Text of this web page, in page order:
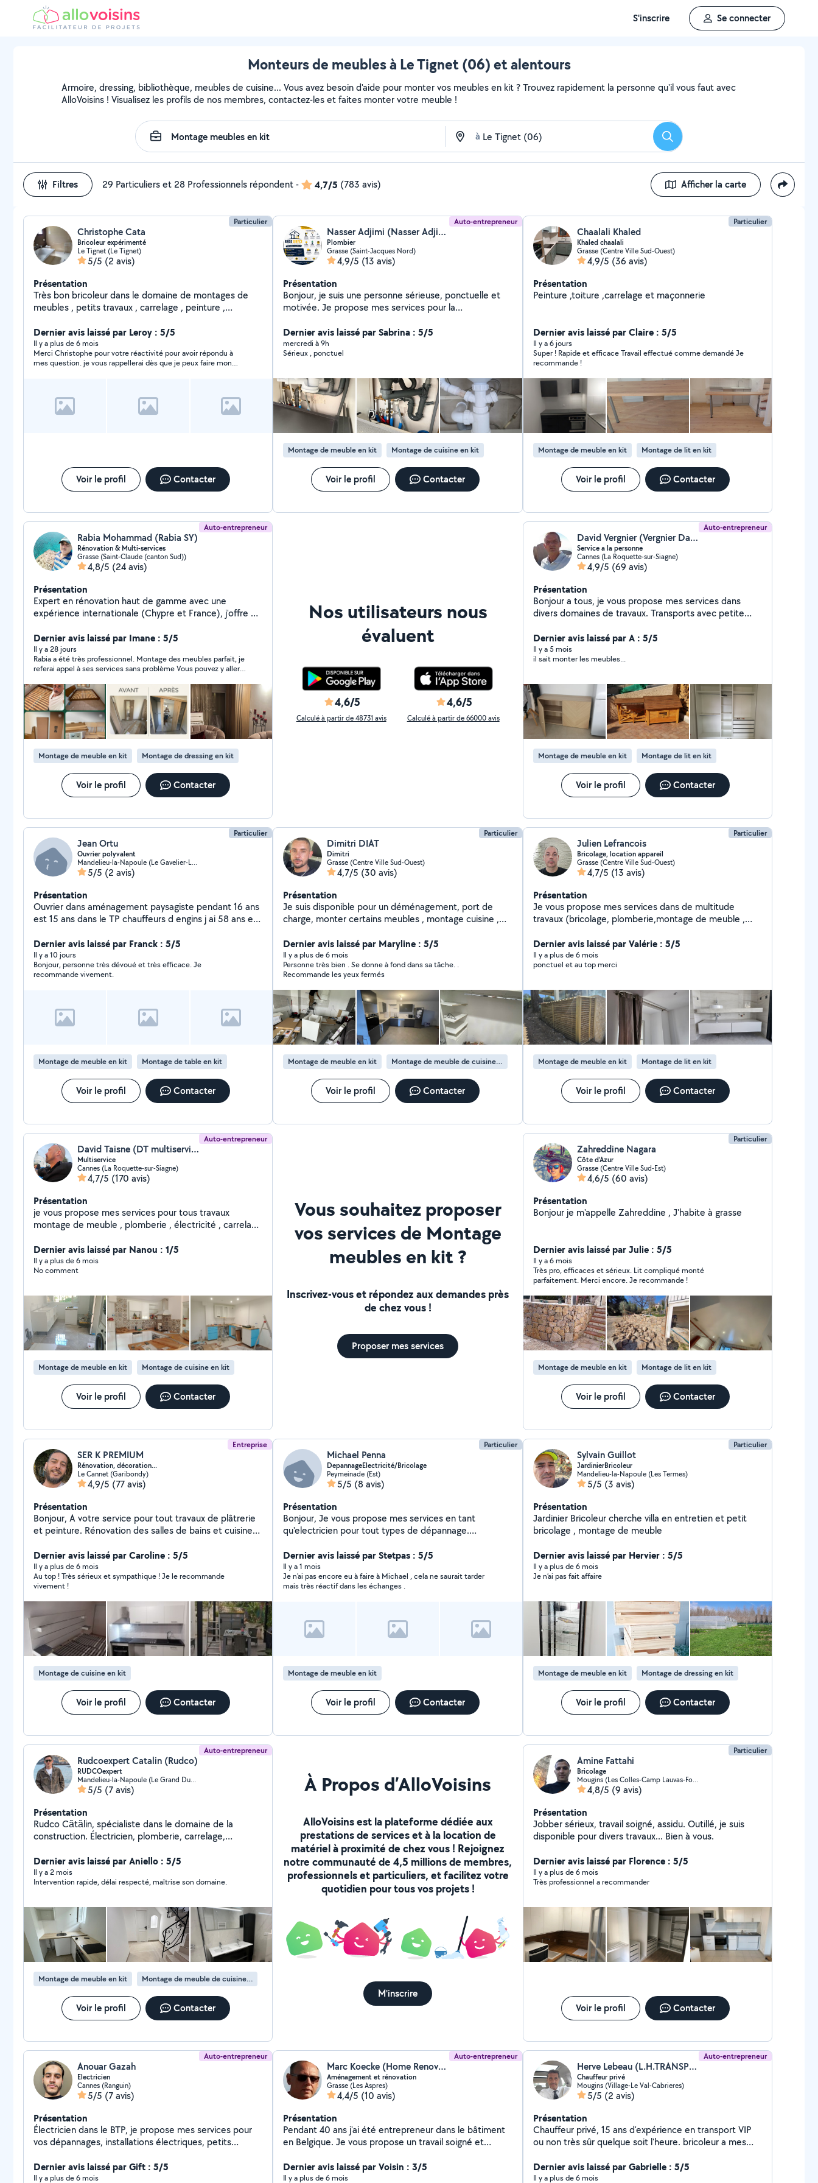
S'inscrire Se connecter
Monteurs de meubles à Le Tignet (06) et alentours
Armoire, dressing, bibliothèque, meubles de cuisine... Vous avez besoin d'aide pour monter vos meubles en kit ? Trouvez rapidement la personne qu'il vous faut avec
AlloVoisins ! Visualisez les profils de nos membres, contactez-les et faites monter votre meuble !
à Rechercher
Filtres 29 Particuliers et 28 Professionnels répondent- 4,7/5 (783 avis) Afficher la carte
Particulier
Christophe Cata
Bricoleur expérimenté
Le Tignet (Le Tignet)
5/5 (2 avis)
Présentation
Très bon bricoleur dans le domaine de montages de
meubles , petits travaux , carrelage , peinture ,
Dernier avis laissé par Leroy : 5/5
Il y a plus de 6 mois
Merci Christophe pour votre réactivité pour avoir répondu à
mes question. je vous rappellerai dès que je peux faire mon
Voir le profil Contacter
Auto-entrepreneur
Nasser Adjimi (Nasser Adjimi)
Plombier
Grasse (Saint-Jacques Nord)
4,9/5 (13 avis)
Présentation
Bonjour, je suis une personne sérieuse, ponctuelle et
motivée. Je propose mes services pour la
meubles, les petits travaux et diverses missions de
main-d'œuvre. Disponible en semaine, le soir et le
week-end. N'hésitez pas à me contacter, je réponds
professionnalisme.
Dernier avis laissé par Sabrina : 5/5
mercredi à 9h
Sérieux , ponctuel
Montage de meuble en kit Montage de cuisine en kit
Voir le profil Contacter
Particulier
Chaalali Khaled
Khaled chaalali
Grasse (Centre Ville Sud-Ouest)
4,9/5 (36 avis)
Présentation
Peinture ,toiture ,carrelage et maçonnerie
Dernier avis laissé par Claire : 5/5
Il y a 6 jours
Super ! Rapide et efficace Travail effectué comme demandé Je
recommande !
Montage de meuble en kit Montage de lit en kit
Voir le profil Contacter
Auto-entrepreneur
Rabia Mohammad (Rabia SY)
Rénovation & Multi-services
Grasse (Saint-Claude (canton Sud))
4,8/5 (24 avis)
Présentation
Expert en rénovation haut de gamme avec une
expérience internationale (Chypre et France), j'offre un
absolue. Spécialiste de la peinture de prestige, du
papier peint et des revêtements décoratifs (Micro-
ciment, Résine Epoxy), je transforme vos espaces avec
une finition "clé en main". Ma force majeure ? Une
ponctualité exemplaire : pour moi, l'heure c'est l'heure.
Je m'engage sur un respect strict des délais, une
propreté irréprochable du chantier et une installation
soignée de vos luminaires et mobiliers. Confier votre
villa à un professionnel qui valorise votre temps autant
que votre intérieur est le premier pas vers l'excellence.
Dernier avis laissé par Imane : 5/5
Il y a 28 jours
Rabia a été très professionnel. Montage des meubles parfait, je
referai appel à ses services sans problème Vous pouvez y aller
Montage de meuble en kit Montage de dressing en kit
Voir le profil Contacter
Nos utilisateurs nous
évaluent
4,6/5
Calculé à partir de 48731 avis
4,6/5
Calculé à partir de 66000 avis
Auto-entrepreneur
David Vergnier (Vergnier David)
Service a la personne
Cannes (La Roquette-sur-Siagne)
4,9/5 (69 avis)
Présentation
Bonjour a tous, je vous propose mes services dans
divers domaines de travaux. Transports avec petite
aménagement d'appartement , maison, magasins, box ,
garage... Cuisine , mobilier, robinetterie, électricité,
serrurerie, pergola , stores ext ............ Je suis
soigné et ponctuel D'autres services sont possible . Je
sollicite un premier contact par sms puis par téléphone
a fin de définir ensemble vos attentes et vous
conseiller au mieux tout en m'adaptant suivant vos
besoins . A très bientôt merci
Dernier avis laissé par A : 5/5
Il y a 5 mois
il sait monter les meubles...
Montage de meuble en kit Montage de lit en kit
Voir le profil Contacter
Particulier
Jean Ortu
Ouvrier polyvalent
Mandelieu-la-Napoule (Le Gavelier-La Tour)
5/5 (2 avis)
Présentation
Ouvrier dans aménagement paysagiste pendant 16 ans
est 15 ans dans le TP chauffeurs d engins j ai 58 ans et
Dernier avis laissé par Franck : 5/5
Il y a 10 jours
Bonjour, personne très dévoué et très efficace. Je
recommande vivement.
Montage de meuble en kit Montage de table en kit
Voir le profil Contacter
Particulier
Dimitri DIAT
Dimitri
Grasse (Centre Ville Sud-Ouest)
4,7/5 (30 avis)
Présentation
Je suis disponible pour un déménagement, port de
charge, monter certains meubles , montage cuisine ,
cherche quelques heures de ménage à effectuer dans
le week-end. N'hésitez pas à me contacter pour plus
de renseignements.
Dernier avis laissé par Maryline : 5/5
Il y a plus de 6 mois
Personne très bien . Se donne à fond dans sa tâche. .
Recommande les yeux fermés
Montage de meuble en kit Montage de meuble de cuisine en kit
Voir le profil Contacter
Particulier
Julien Lefrancois
Bricolage, location appareil
Grasse (Centre Ville Sud-Ouest)
4,7/5 (13 avis)
Présentation
Je vous propose mes services dans de multitude
travaux (bricolage, plomberie,montage de meuble ,
pression, motoculteur, outillage...) Je m'adapte à vos
besoins. N'hésitez surtout pas si vous avez des
questions.
Dernier avis laissé par Valérie : 5/5
Il y a plus de 6 mois
ponctuel et au top merci
Montage de meuble en kit Montage de lit en kit
Voir le profil Contacter
Auto-entrepreneur
David Taisne (DT multiservice)
Multiservice
Cannes (La Roquette-sur-Siagne)
4,7/5 (170 avis)
Présentation
je vous propose mes services pour tous travaux
montage de meuble , plomberie , électricité , carrelage
cuisine, store et volet roulant porte de garage et
d'autres interventions. Ayant été directeur technique
de palace pendant plusieurs années , j intervient sur
déplacement propre et ponctuel
Dernier avis laissé par Nanou : 1/5
Il y a plus de 6 mois
No comment
Montage de meuble en kit Montage de cuisine en kit
Voir le profil Contacter
Vous souhaitez proposer
vos services de Montage
meubles en kit ?
Inscrivez-vous et répondez aux demandes près
de chez vous !
Proposer mes services
Particulier
Zahreddine Nagara
Côte d’Azur
Grasse (Centre Ville Sud-Est)
4,6/5 (60 avis)
Présentation
Bonjour je m'appelle Zahreddine , J'habite à grasse
Dernier avis laissé par Julie : 5/5
Il y a 6 mois
Très pro, efficaces et sérieux. Lit compliqué monté
parfaitement. Merci encore. Je recommande !
Montage de meuble en kit Montage de lit en kit
Voir le profil Contacter
Entreprise
SER K PREMIUM
Rénovation, décoration...
Le Cannet (Garibondy)
4,9/5 (77 avis)
Présentation
Bonjour, A votre service pour tout travaux de plâtrerie
et peinture. Rénovation des salles de bains et cuisines,
plomberie, rénovation d'intérieur ... Travail propre et
soigné Respect des normes Conseil N'hésitez pas à me
contacter. Satisfait ou satisfait.
Dernier avis laissé par Caroline : 5/5
Il y a plus de 6 mois
Au top ! Très sérieux et sympathique ! Je le recommande
vivement !
Montage de cuisine en kit
Voir le profil Contacter
Particulier
Michael Penna
DepannageElectricité/Bricolage
Peymeinade (Est)
5/5 (8 avis)
Présentation
Bonjour, Je vous propose mes services en tant
qu'electricien pour tout types de dépannage.
Bricoleur dans l'âme je pourrais vous rendre pas mal de
Dernier avis laissé par Stetpas : 5/5
Il y a 1 mois
Je n'ai pas encore eu à faire à Michael , cela ne saurait tarder
mais très réactif dans les échanges .
Montage de meuble en kit
Voir le profil Contacter
Particulier
Sylvain Guillot
JardinierBricoleur
Mandelieu-la-Napoule (Les Termes)
5/5 (3 avis)
Présentation
Jardinier Bricoleur cherche villa en entretien et petit
bricolage , montage de meuble
Dernier avis laissé par Hervier : 5/5
Il y a plus de 6 mois
Je n’ai pas fait affaire
Montage de meuble en kit Montage de dressing en kit
Voir le profil Contacter
Auto-entrepreneur
Rudcoexpert Catalin (Rudco)
RUDCOexpert
Mandelieu-la-Napoule (Le Grand Duc-Minelle)
5/5 (7 avis)
Présentation
Rudco Cătălin, spécialiste dans le domaine de la
construction. Électricien, plomberie, carrelage,
Dernier avis laissé par Aniello : 5/5
Il y a 2 mois
Intervention rapide, délai respecté, maîtrise son domaine.
Montage de meuble en kit Montage de meuble de cuisine en kit
Voir le profil Contacter
À Propos d’AlloVoisins
AlloVoisins est la plateforme dédiée aux
prestations de services et à la location de
matériel à proximité de chez vous ! Rejoignez
notre communauté de 4,5 millions de membres,
professionnels et particuliers, et facilitez votre
quotidien pour tous vos projets !
M'inscrire
Particulier
Amine Fattahi
Bricolage
Mougins (Les Colles-Camp Lauvas-Font de l'Orme)
4,8/5 (9 avis)
Présentation
Jobber sérieux, travail soigné, assidu. Outillé, je suis
disponible pour divers travaux... Bien à vous.
Dernier avis laissé par Florence : 5/5
Il y a plus de 6 mois
Très professionnel a recommander
Voir le profil Contacter
Auto-entrepreneur
Anouar Gazah
Electricien
Cannes (Ranguin)
5/5 (7 avis)
Présentation
Électricien dans le BTP, je propose mes services pour
vos dépannages, installations électriques, petits
l'écoute. Basé à Cannes, je peux intervenir rapidement
dans les alentours. Travail propre et soigné. Petit rappel
Dernier avis laissé par Gift : 5/5
Il y a plus de 6 mois
Auto-entrepreneur
Marc Koecke (Home Renove 06)
Aménagement et rénovation
Grasse (Les Aspres)
4,4/5 (10 avis)
Présentation
Pendant 40 ans j'ai été entrepreneur dans le bâtiment
en Belgique. Je vous propose un travail soigné et
la menuiserie, l'électricité... Je suis équipé avec du
matériel PRO et je peux me déplacer dans un rayon de
Dernier avis laissé par Voisin : 3/5
Il y a plus de 6 mois
Auto-entrepreneur
Herve Lebeau (L.H.TRANSPORT)
Chauffeur privé
Mougins (Village-Le Val-Cabrieres)
5/5 (2 avis)
Présentation
Chauffeur privé, 15 ans d'expérience en transport VIP
ou non très sûr quelque soit l'heure. bricoleur a mes
Dernier avis laissé par Gabrielle : 5/5
Il y a plus de 6 mois